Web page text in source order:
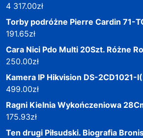
4 317.00zł
Torby podróżne Pierre Cardin 71-
191.65zł
Cara Nici Pdo Multi 20Szt. Różne
250.00zł
Kamera IP Hikvision DS-2CD1021-
499.00zł
Ragni Kielnia Wykończeniowa
175.93zł
Ten drugi Piłsudski. Biografia